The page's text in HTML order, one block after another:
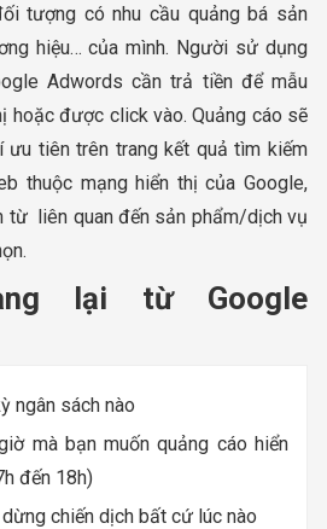
tượng có nhu cầu quảng bá sản
hiệu… của mình. Người sử dụng
Adwords cần trả tiền để mẫu
hoặc được click vào. Quảng cáo sẽ
ưu tiên trên trang kết quả tìm kiếm
thuộc mạng hiển thị của Google,
từ liên quan đến sản phẩm/dịch vụ
lại từ Google
ngân sách nào
mà bạn muốn quảng cáo hiển
đến 18h)
chiến dịch bất cứ lúc nào